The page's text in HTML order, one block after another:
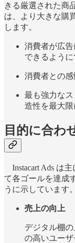
きる厳選された商
は、より大きな購
します。
消費者が広
できるように
消費者との感
最も強力な
造性を最大限
目的に合わ
Instacart Ads は
て各ゴールを達成
うに示しています。
売上の向上
デジタル棚
の高いユーザ